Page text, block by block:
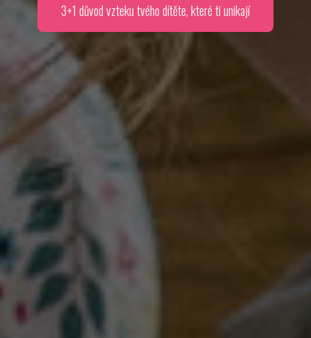
3+1 důvod vzteku tvého dítěte, které ti unikají